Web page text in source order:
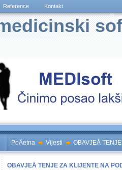
Reference Kontakt
PoÄetna Vijesti OBAVJEÅ
OBAVJEÅ TENJE ZA KLIJENTE NA